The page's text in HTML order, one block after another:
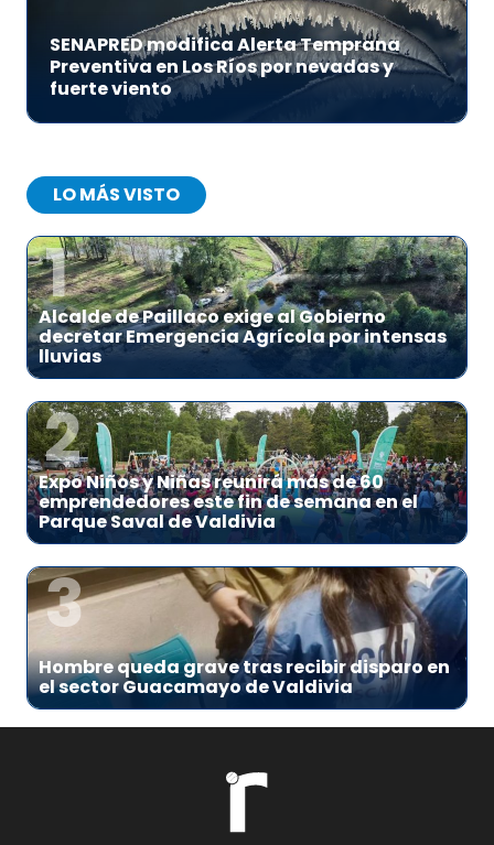
SENAPRED modifica Alerta Temprana
Preventiva en Los Ríos por nevadas y
fuerte viento
LO MÁS VISTO
1
Alcalde de Paillaco exige al Gobierno
decretar Emergencia Agrícola por intensas
lluvias
2
Expo Niños y Niñas reunirá más de 60
emprendedores este fin de semana en el
Parque Saval de Valdivia
3
Hombre queda grave tras recibir disparo en
el sector Guacamayo de Valdivia